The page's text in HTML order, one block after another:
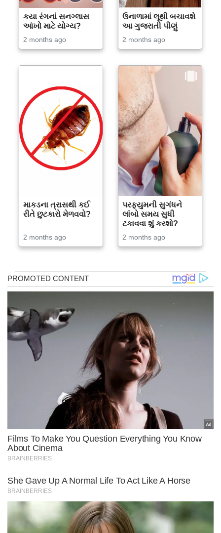
કયા રંગનાં સનગ્લાસ
આંખો માટે યોગ્ય?
2 months ago
ઉનાળામાં લૂથી બચાવશે
આ ગુજરાતી પીણું
2 months ago
માકડના ત્રાસથી કઈ
રીતે છુટકારો મેળવવો?
2 months ago
પરફ્યુમની સુગંધને
લાંબો સમય સુધી
ટકાવવા શું કરશો?
2 months ago